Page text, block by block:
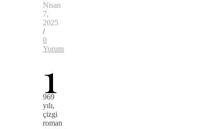
Nisan
7,
2025
/
0
Yorum
1
969
yılı,
çizgi
roman